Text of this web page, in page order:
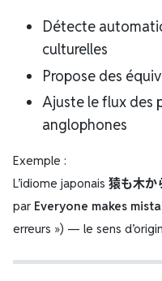
Détecte
culturelles
Propose des
Ajuste le flux des
anglophones
Exemple :
L’idiome japonais 猿も木か
par Everyone makes
erreurs ») — le sens